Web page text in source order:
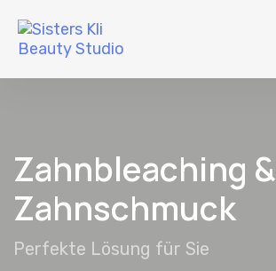
links
content
Zahnbleaching &
Zahnschmuck
Perfekte Lösung für Sie